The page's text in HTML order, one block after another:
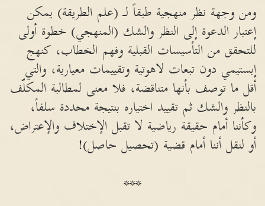
ومن وجهة نظر منهجية طبقاً لـ (علم الطريقة) يمكن
إعتبار الدعوة إلى النظر والشك (المنهجي) خطوة أولى
للتحقق من التأسيسات القبلية وفهم الخطاب، كنهج
إبستيمي دون تبعات لاهوتية وتقييمات معيارية، والتي
أقل ما توصف بأنها متناقضة، فلا معنى لمطالبة المكلّف
بالنظر والشك ثم تقييد اختياره بنتيجة محددة سلفاً،
وكأننا أمام حقيقة رياضية لا تقبل الإختلاف والإعتراض،
أو لنقل أننا أمام قضية (تحصيل حاصل)!
***